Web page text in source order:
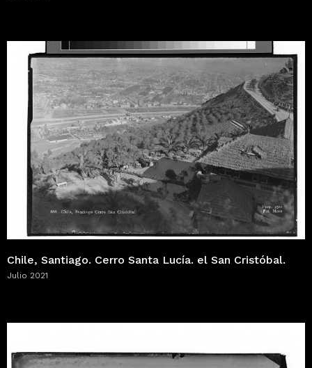
Chile, Santiago. Cerro Santa Lucía. el San Cristóbal.
Julio 2021